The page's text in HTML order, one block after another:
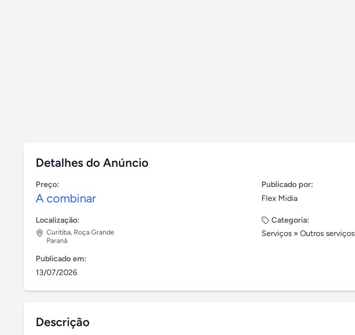
Detalhes do Anúncio
Preço:
A combinar
Publicado por:
Flex Midia
Localização:
Curitiba, Roça Grande
Paraná
Categoria:
Serviços » Outros serviços
Publicado em:
13/07/2026
Descrição